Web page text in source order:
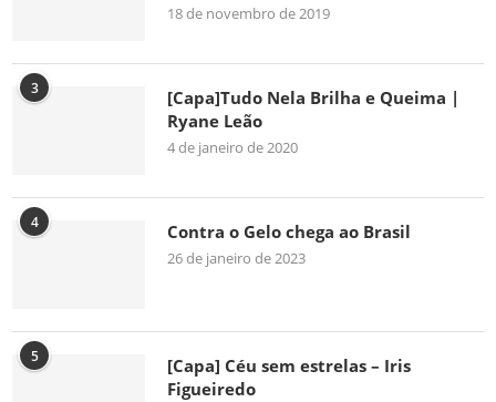
18 de novembro de 2019
3
[Capa]Tudo Nela Brilha e Queima |
Ryane Leão
4 de janeiro de 2020
4 Contra o Gelo chega ao Brasil
26 de janeiro de 2023
5
[Capa] Céu sem estrelas – Iris
Figueiredo